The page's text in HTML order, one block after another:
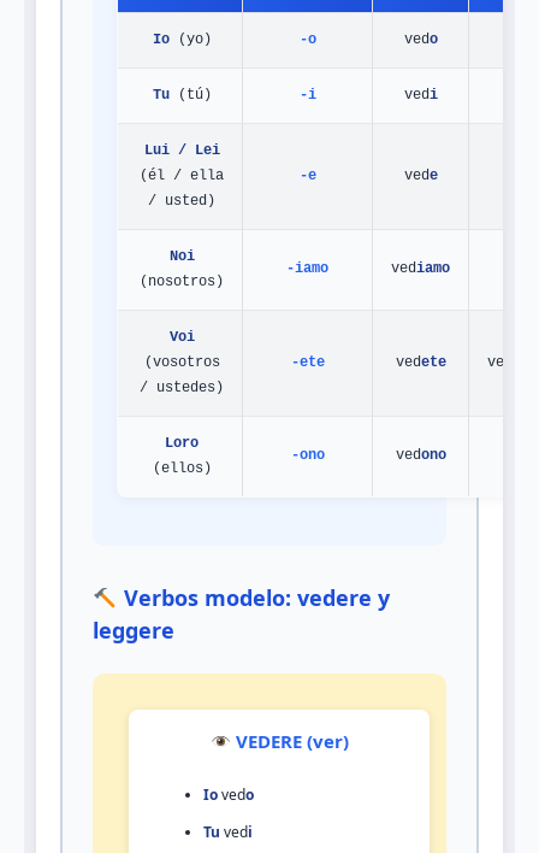
Io(yo) -o vedo
Tu(tú) -i vedi
Lui / Lei
(él / ella
/ usted)
-e vede
Noi
(nosotros)
-iamo vediamo
Voi
(vosotros
/ ustedes)
-ete vedete veis /
Loro
(ellos)
-ono vedono
Verbos modelo: vedere y
leggere
VEDERE (ver)
Iovedo
Tu vedi